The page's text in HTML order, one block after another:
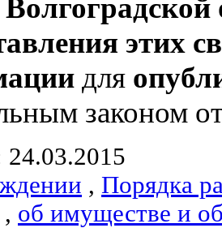
Волгоградской
этих
для
законом
, Порядка
, об имуществе и